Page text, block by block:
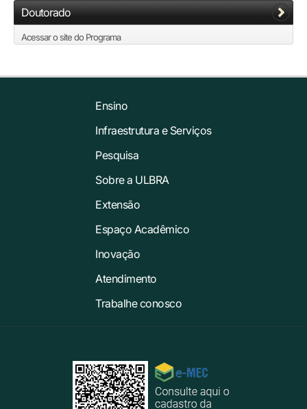
Pós-graduação
Pesquisa
Extensão
Inovação
Doutorado
Acessar o site do Programa
Ensino
Infraestrutura e Serviços
Pesquisa
Sobre a ULBRA
Extensão
Espaço Acadêmico
Inovação
Atendimento
Trabalhe conosco